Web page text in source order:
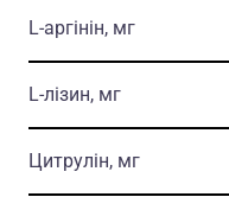
L-аргiнiн, мг
L-лiзин, мг
Цитрулiн, мг